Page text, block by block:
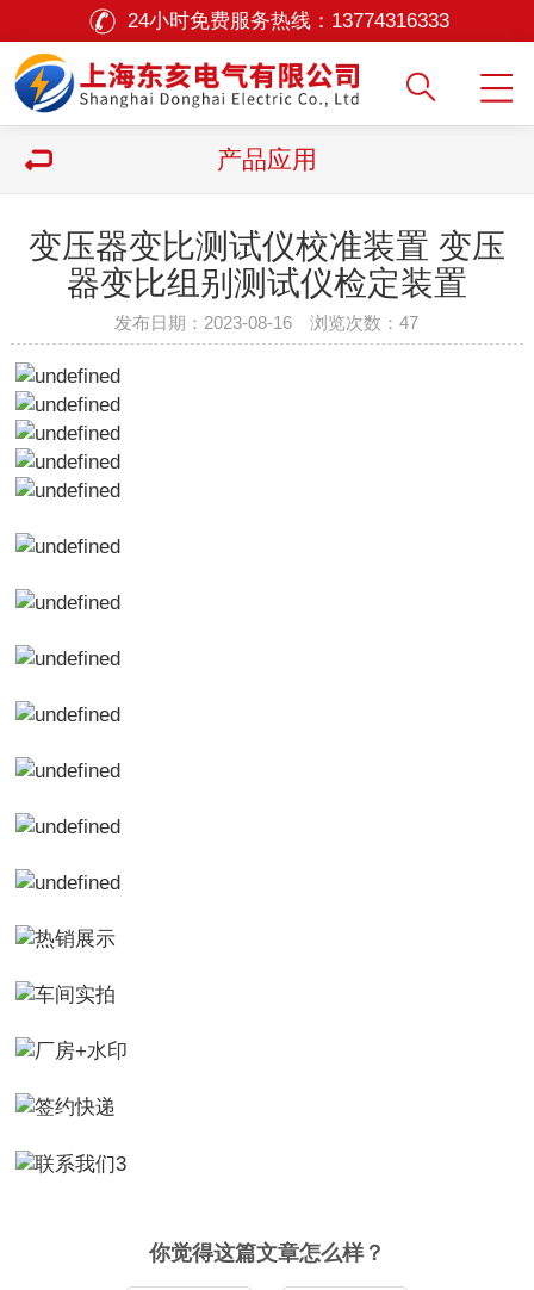
24小时免费服务热线： 13774316333
产品应用
变压器变比测试仪校准装置 变压
器变比组别测试仪检定装置
发布日期：2023-08-16 浏览次数：47
你觉得这篇文章怎么样？